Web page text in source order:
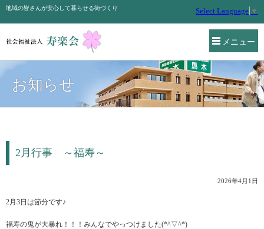
メニュー
地域の皆さんが安心して暮らせる街づくり Select Language ▼
お知らせ
2月行事 ～福寿～
2026年4月1日
2月3日は節分です♪
福寿の鬼が大暴れ！！！みんなでやっつけました(*^▽^*)